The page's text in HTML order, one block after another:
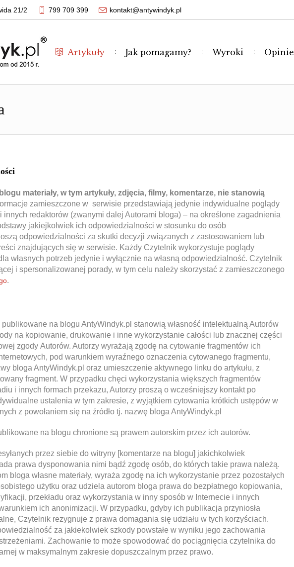
21/2 799 709 399 kontakt@antywindyk.pl
Artykuły Jak pomagamy? Wyroki Opinie
materiały, w tym artykuły, zdjęcia, filmy, komentarze, nie stanowią
zamieszczone w serwisie przedstawiają jedynie indywidualne poglądy
redaktorów (zwanymi dalej Autorami bloga) – na określone zagadnienia
jakiejkolwiek ich odpowiedzialności w stosunku do osób
odpowiedzialności za skutki decyzji związanych z zastosowaniem lub
znajdujących się w serwisie. Każdy Czytelnik wykorzystuje poglądy
własnych potrzeb jedynie i wyłącznie na własną odpowiedzialność. Czytelnik
i spersonalizowanej porady, w tym celu należy skorzystać z zamieszczonego
.
na blogu AntyWindyk.pl stanowią własność intelektualną Autorów
na kopiowanie, drukowanie i inne wykorzystanie całości lub znacznej części
zgody Autorów. Autorzy wyrażają zgodę na cytowanie fragmentów ich
pod warunkiem wyraźnego oznaczenia cytowanego fragmentu,
bloga AntyWindyk.pl oraz umieszczenie aktywnego linku do artykułu, z
fragment. W przypadku chęci wykorzystania większych fragmentów
i innych formach przekazu, Autorzy proszą o wcześniejszy kontakt po
ustalenia w tym zakresie, z wyjątkiem cytowania krótkich ustępów w
z powołaniem się na źródło tj. nazwę bloga AntyWindyk.pl
na blogu chronione są prawem autorskim przez ich autorów.
przez siebie do witryny [komentarze na blogu] jakichkolwiek
prawa dysponowania nimi bądź zgodę osób, do których takie prawa należą.
bloga własne materiały, wyraża zgodę na ich wykorzystanie przez pozostałych
użytku oraz udziela autorom bloga prawa do bezpłatnego kopiowania,
przekładu oraz wykorzystania w inny sposób w Internecie i innych
ich anonimizacji. W przypadku, gdyby ich publikacja przyniosła
Czytelnik rezygnuje z prawa domagania się udziału w tych korzyściach.
za jakiekolwiek szkody powstałe w wyniku jego zachowania
Zachowanie to może spowodować do pociągnięcia czytelnika do
w maksymalnym zakresie dopuszczalnym przez prawo.